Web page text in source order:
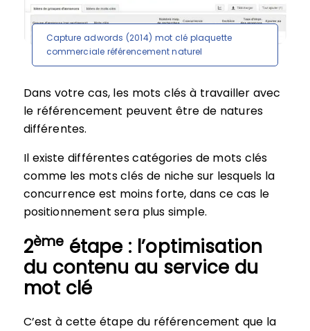
Capture adwords (2014) mot clé plaquette
commerciale référencement naturel
Dans votre cas, les mots clés à travailler avec
le référencement peuvent être de natures
différentes.
Il existe différentes catégories de mots clés
comme les mots clés de niche sur lesquels la
concurrence est moins forte, dans ce cas le
positionnement sera plus simple.
2ème étape : l’optimisation
du contenu au service du
mot clé
C’est à cette étape du référencement que la